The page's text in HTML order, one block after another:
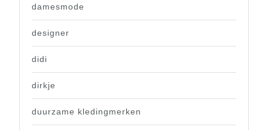
damesmode
designer
didi
dirkje
duurzame kledingmerken